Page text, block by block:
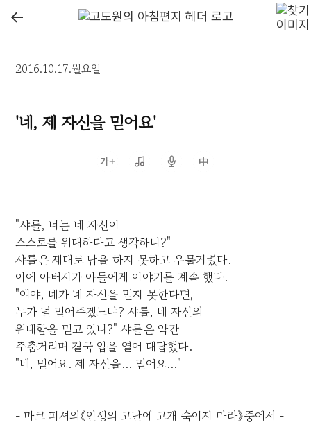
←
2016.10.17.월요일
'네, 제 자신을 믿어요'
"샤를, 너는 네 자신이
스스로를 위대하다고 생각하니?"
샤를은 제대로 답을 하지 못하고 우물거렸다.
이에 아버지가 아들에게 이야기를 계속 했다.
"얘야, 네가 네 자신을 믿지 못한다면,
누가 널 믿어주겠느냐? 샤를, 네 자신의
위대함을 믿고 있니?" 샤를은 약간
주춤거리며 결국 입을 열어 대답했다.
"네, 믿어요. 제 자신을... 믿어요..."
- 마크 피셔의《인생의 고난에 고개 숙이지 마라》중에서 -